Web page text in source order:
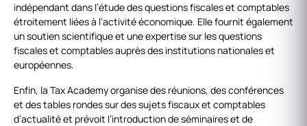
indépendant dans l’étude des questions fiscales et comptables
étroitement liées à l’activité économique. Elle fournit également
un soutien scientifique et une expertise sur les questions
fiscales et comptables auprès des institutions nationales et
européennes.
Enfin, la Tax Academy organise des réunions, des conférences
et des tables rondes sur des sujets fiscaux et comptables
d’actualité et prévoit l’introduction de séminaires et de